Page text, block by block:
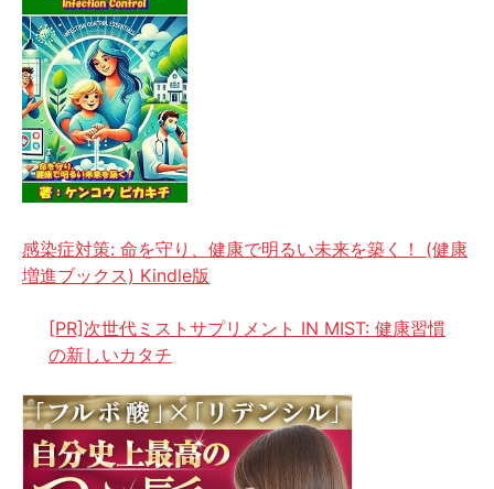
感染症対策: 命を守り、健康で明るい未来を築く！ (健康
増進ブックス) Kindle版
[PR]次世代ミストサプリメント IN MIST: 健康習慣
の新しいカタチ